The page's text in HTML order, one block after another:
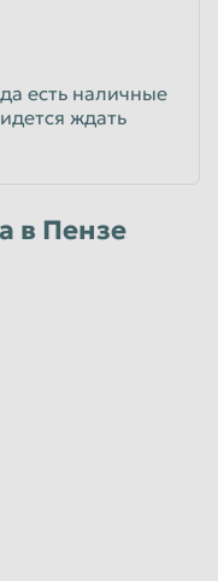
есть наличные
ждать
в Пензе